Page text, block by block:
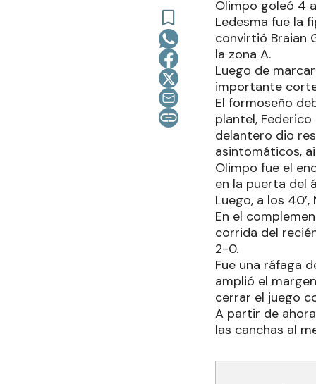
Olimpo goleó 4
Ledesma fue la
convirtió Braian
la zona A.
Luego de
importante
El formoseño
plantel,
delantero dio
asintomáticos,
Olimpo fue el
en la puerta del
Luego, a los
En el
corrida del
2-0.
Fue una ráfaga
amplió el
cerrar el juego
A partir de
las canchas al